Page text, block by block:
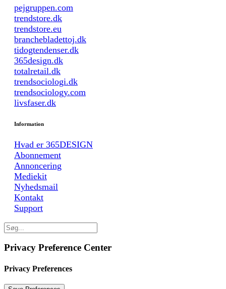
pejgruppen.com
trendstore.dk
trendstore.eu
branchebladettoj.dk
tidogtendenser.dk
365design.dk
totalretail.dk
trendsociologi.dk
trendsociology.com
livsfaser.dk
Information
Hvad er 365DESIGN
Abonnement
Annoncering
Mediekit
Nyhedsmail
Kontakt
Support
Privacy Preference Center
Privacy Preferences